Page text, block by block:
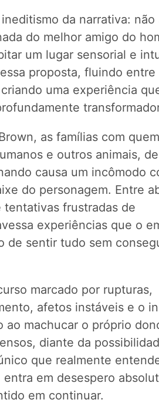
da narrativa: não
do melhor amigo do
um lugar sensorial e
proposta, fluindo entre
uma experiência
as famílias com
e outros animais,
causa um incômodo
do personagem. Entre
frustradas de
experiências que o
de sentir tudo sem
marcado por rupturas,
afetos instáveis e o
ao machucar o próprio
diante da
que realmente
em desespero
em continuar.